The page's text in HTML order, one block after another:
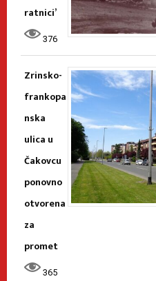
ratnici’
376
Zrinsko-
frankopa
nska
ulica u
Čakovcu
ponovno
otvorena
za
promet
365